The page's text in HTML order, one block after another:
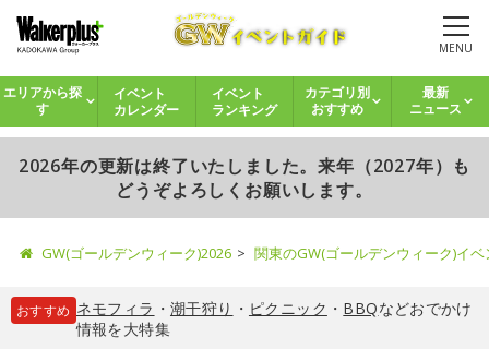
MENU
エリアから探
す
イベント
カレンダー
イベント
ランキング
カテゴリ別
おすすめ
最新
ニュース
2026年の更新は終了いたしました。来年（2027年）も
どうぞよろしくお願いします。
GW(ゴールデンウィーク)2026 関東のGW(ゴールデンウィーク)イ
おすすめ ネモフィラ ・ 潮干狩り ・ ピクニック ・ BBQなどおでかけ
情報を大特集